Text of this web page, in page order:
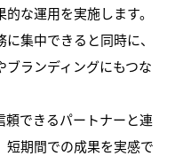
な運用を実施します。
集中できると同時に、
ブランディングにもつな
頼できるパートナーと連
短期間での成果を実感で